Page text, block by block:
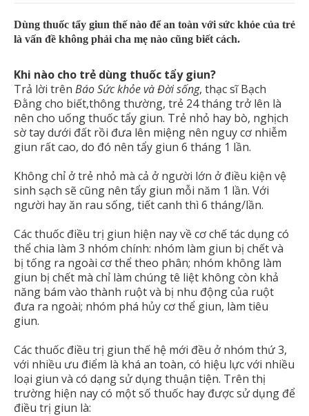
Dùng thuốc tẩy giun thế nào để an toàn với sức khỏe của trẻ
là vấn đề không phải cha mẹ nào cũng biết cách.
Khi nào cho trẻ dùng thuốc tẩy giun?
Trả lời trên Báo Sức khỏe và Đời sống, thạc sĩ Bạch
Đằng cho biết,thông thường, trẻ 24 tháng trở lên là
nên cho uống thuốc tẩy giun. Trẻ nhỏ hay bò, nghịch
sờ tay dưới đất rồi đưa lên miệng nên nguy cơ nhiễm
giun rất cao, do đó nên tẩy giun 6 tháng 1 lần.
Không chỉ ở trẻ nhỏ mà cả ở người lớn ở điều kiện vệ
sinh sạch sẽ cũng nên tẩy giun mỗi năm 1 lần. Với
người hay ăn rau sống, tiết canh thì 6 tháng/lần.
Các thuốc điều trị giun hiện nay về cơ chế tác dụng có
thể chia làm 3 nhóm chính: nhóm làm giun bị chết và
bị tống ra ngoài cơ thể theo phân; nhóm không làm
giun bị chết mà chỉ làm chúng tê liệt không còn khả
năng bám vào thành ruột và bị nhu động của ruột
đưa ra ngoài; nhóm phá hủy cơ thể giun, làm tiêu
giun.
Các thuốc điều trị giun thế hệ mới đều ở nhóm thứ 3,
với nhiều ưu điểm là khá an toàn, có hiệu lực với nhiều
loại giun và có dạng sử dụng thuận tiện. Trên thị
trường hiện nay có một số thuốc hay được sử dụng để
điều trị giun là: